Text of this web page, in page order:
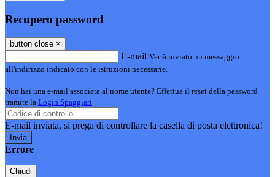
Recupero password
button close ×
E-mail Verrà inviato un messaggio
all'indirizzo indicato con le istruzioni necessarie.
Non hai una e-mail associata al nome utente? Effettua il reset della password
tramite la Login Spaggiari
E-mail inviata, si prega di controllare la casella di posta elettronica!
Errore
Chiudi